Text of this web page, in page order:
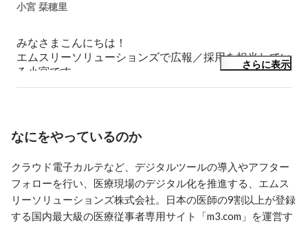
小宮 栞穂里
みなさまこんにちは！
エムスリーソリューションズで広報／採用を担当してい
る小宮です。
「インターネットを活用し、健康で楽しく長生きする人
さらに表示
なにをやっているのか
クラウド電子カルテなど、デジタルツールの導入やアフター
フォローを行い、医療現場のデジタル化を推進する、エムス
リーソリューションズ株式会社。日本の医師の9割以上が登録
する国内最大級の医療従事者専用サイト「m3.com」を運営す